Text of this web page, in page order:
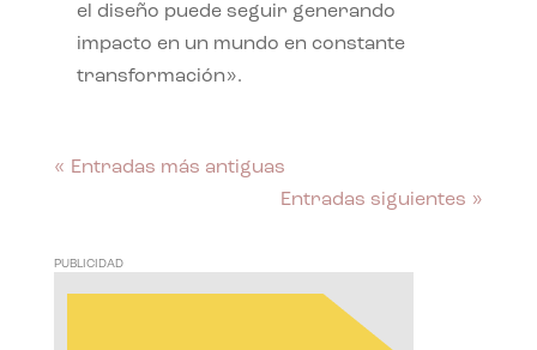
el diseño puede seguir generando
impacto en un mundo en constante
transformación».
« Entradas más antiguas
Entradas siguientes »
PUBLICIDAD